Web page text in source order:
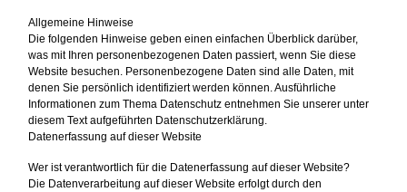
Allgemeine Hinweise
Die folgenden Hinweise geben einen einfachen Überblick darüber,
was mit Ihren personenbezogenen Daten passiert, wenn Sie diese
Website besuchen. Personenbezogene Daten sind alle Daten, mit
denen Sie persönlich identifiziert werden können. Ausführliche
Informationen zum Thema Datenschutz entnehmen Sie unserer unter
diesem Text aufgeführten Datenschutzerklärung.
Datenerfassung auf dieser Website
Wer ist verantwortlich für die Datenerfassung auf dieser Website?
Die Datenverarbeitung auf dieser Website erfolgt durch den